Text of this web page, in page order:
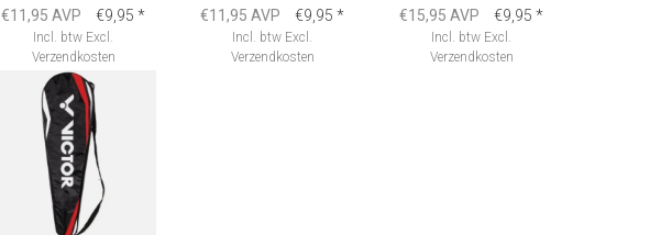
€11,95 AVP €9,95 *
Incl. btw Excl.
Verzendkosten
€11,95 AVP €9,95 *
Incl. btw Excl.
Verzendkosten
€15,95 AVP €9,95 *
Incl. btw Excl.
Verzendkosten